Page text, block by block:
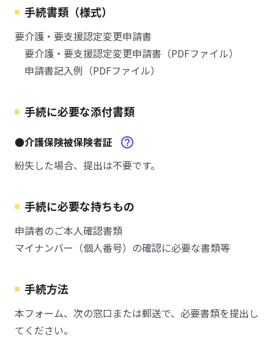
手続書類（様式）
要介護・要支援認定変更申請書
要介護・要支援認定変更申請書（PDFファイル）
申請書記入例（PDFファイル）
手続に必要な添付書類
●介護保険被保険者証
紛失した場合、提出は不要です。
手続に必要な持ちもの
申請者のご本人確認書類
マイナンバー（個人番号）の確認に必要な書類等
手続方法
本フォーム、次の窓口または郵送で、必要書類を提出し
てください。